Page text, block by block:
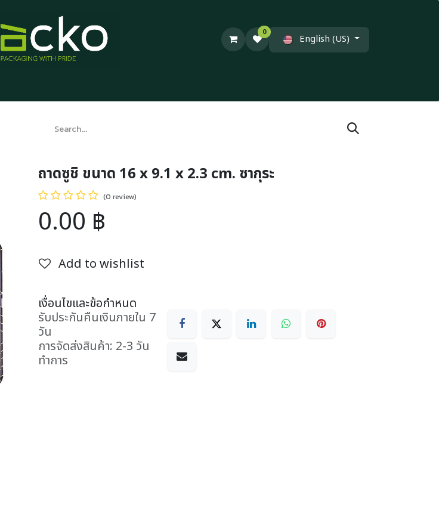
0
English (US)
ถาดซูชิ ขนาด 16 x 9.1 x 2.3 cm. ซากุระ
(0 review)
0.00 ฿
Add to wishlist
เงื่อนไขและข้อกำหนด
รับประกันคืนเงินภายใน 7
วัน
การจัดส่งสินค้า: 2-3 วัน
ทำการ